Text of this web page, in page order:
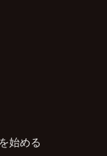
始める